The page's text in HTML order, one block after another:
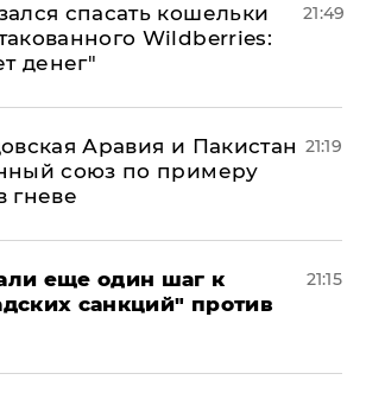
спасать кошельки
Wildberries:
денег"
21:49
Аравия и Пакистан
союз по примеру
гневе
21:19
еще один шаг к
санкций" против
21:15